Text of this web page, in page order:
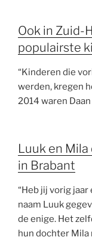
Ook in Zuid-
populairste
“Kinderen die
werden, kregen
2014 waren
Luuk en
in Brabant
“Heb jij vorig
naam Luuk
de enige. Het
hun dochter Mila